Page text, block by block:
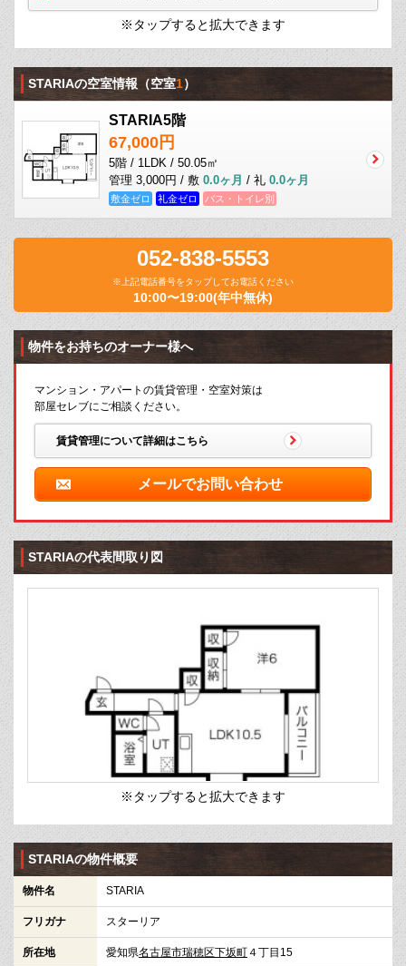
※タップすると拡大できます
STARIAの空室情報 （空室1）
STARIA5階
67,000円
5階 / 1LDK / 50.05㎡
管理 3,000円 / 敷 0.0ヶ月 / 礼 0.0ヶ月
敷金ゼロ 礼金ゼロ バス・トイレ別
052-838-5553
※上記電話番号をタップしてお電話ください
10:00〜19:00(年中無休)
物件をお持ちのオーナー様へ
マンション・アパートの賃貸管理・空室対策は
部屋セレブにご相談ください。
賃貸管理について詳細はこちら
メールでお問い合わせ
STARIAの代表間取り図
※タップすると拡大できます
STARIAの物件概要
物件名 STARIA
フリガナ スターリア
所在地 愛知県名古屋市瑞穂区下坂町４丁目15